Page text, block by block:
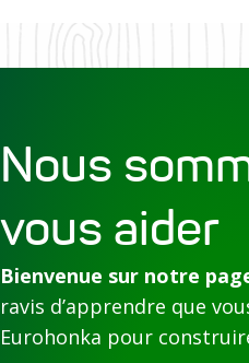
Nous
vous aider
Bienvenue sur notre
ravis d’apprendre que
Eurohonka pour